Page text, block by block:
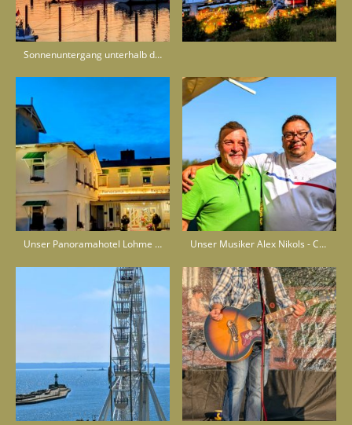
Sonnenuntergang unterhalb der Steilküste Lohme
Unser Panoramahotel Lohme - an der Steilküste Unser Musiker Alex Nikols - Countrysänger